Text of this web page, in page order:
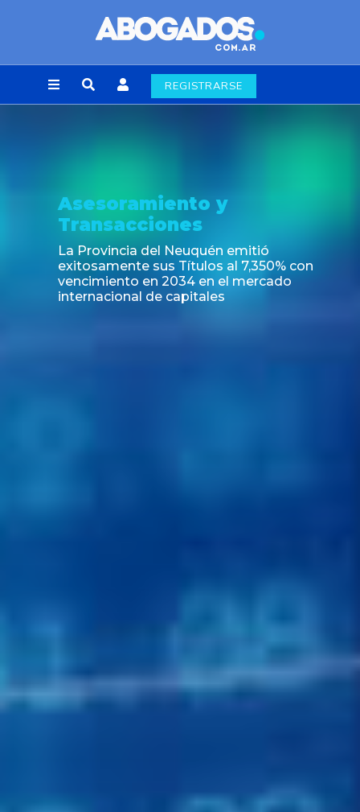
REGISTRARSE
Asesoramiento y
Transacciones
La Provincia del Neuquén emitió
exitosamente sus Títulos al 7,350% con
vencimiento en 2034 en el mercado
internacional de capitales